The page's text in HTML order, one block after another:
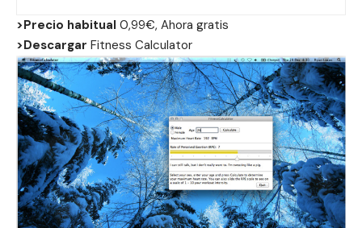
>Precio habitual 0,99€, Ahora gratis
>Descargar Fitness Calculator